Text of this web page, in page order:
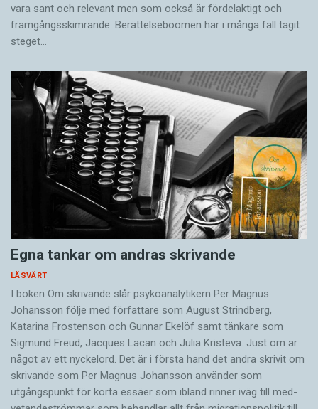
vara sant och ­relevant men som också är fördelaktigt och
framgångsskimrande. Berättelseboomen har i många fall tagit
steget…
Egna tankar om andras skrivande
LÄSVÄRT
I boken Om skrivande slår psykoanalytikern Per Magnus
Johansson följe med författare som August Strindberg,
Katarina Frostenson och Gunnar Ekelöf samt tänkare som
Sigmund Freud, Jacques Lacan och Julia Kristeva. Just om är
något av ett nyckelord. Det är i första hand det andra skrivit om
skrivande som Per Magnus Johansson använder som
utgångspunkt för korta essäer som ibland rinner iväg till med­